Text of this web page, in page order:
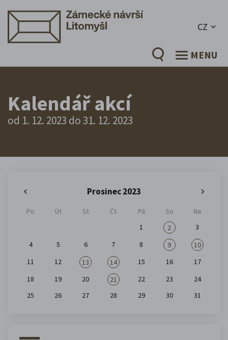
CZ
MENU
Kalendář akcí
od 1. 12. 2023 do 31. 12. 2023
Prosinec 2023
Po Út St Čt Pá So
Ne
1
2
3
4
5 6 7 8 9
10
11
12 13 14 15 16
17
18
19 20 21 22 23
24
25
26 27 28 29 30 31